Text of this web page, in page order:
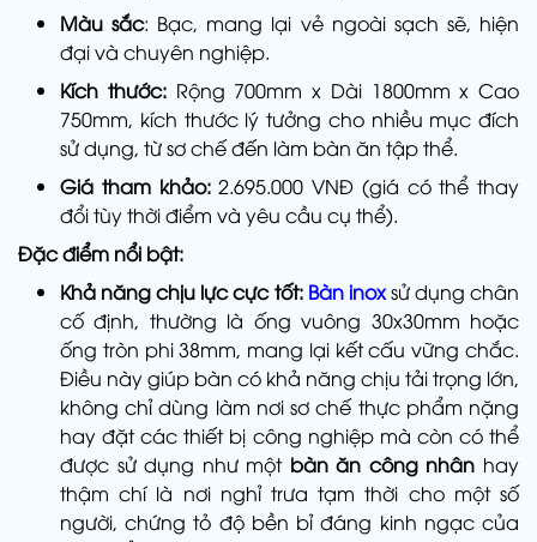
Màu sắc: Bạc, mang lại vẻ ngoài sạch sẽ, hiện
đại và chuyên nghiệp.
Kích thước: Rộng 700mm x Dài 1800mm x Cao
750mm, kích thước lý tưởng cho nhiều mục đích
sử dụng, từ sơ chế đến làm bàn ăn tập thể.
Giá tham khảo:2.695.000 VNĐ (giá có thể thay
đổi tùy thời điểm và yêu cầu cụ thể).
Đặc điểm nổi bật:
Khả năng chịu lực cực tốt: Bàn inoxsử dụng chân
cố định, thường là ống vuông 30x30mm hoặc
ống tròn phi 38mm, mang lại kết cấu vững chắc.
Điều này giúp bàn có khả năng chịu tải trọng lớn,
không chỉ dùng làm nơi sơ chế thực phẩm nặng
hay đặt các thiết bị công nghiệp mà còn có thể
được sử dụng như mộtbàn ăn công nhân hay
thậm chí là nơi nghỉ trưa tạm thời cho một số
người, chứng tỏ độ bền bỉ đáng kinh ngạc của